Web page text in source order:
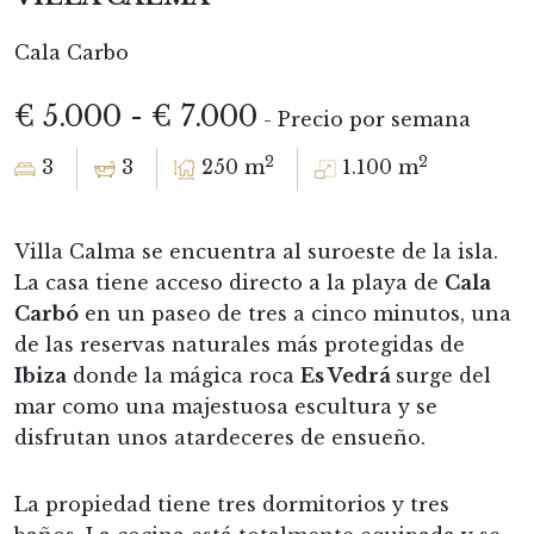
Cala Carbo
€ 5.000 - € 7.000 - Precio por semana
3 3 250 m2 1.100 m2
Villa Calma se encuentra al suroeste de la isla.
La casa tiene acceso directo a la playa de Cala
Carbó en un paseo de tres a cinco minutos, una
de las reservas naturales más protegidas de
Ibiza donde la mágica roca Es Vedrá surge del
mar como una majestuosa escultura y se
disfrutan unos atardeceres de ensueño.
La propiedad tiene tres dormitorios y tres